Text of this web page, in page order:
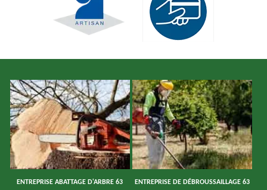
ENTREPRISE ABATTAGE D'ARBRE 63 ENTREPRISE DE DÉBROUSSAILLAGE 63